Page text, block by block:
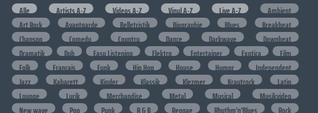
Alle Artists A-Z Videos A-Z Vinyl A-Z Live A-Z
Ambient
Art Rock
Avantgarde Belletristik Biographie Blues
Breakbeat
Chanson
Comedy Country Dance Darkwave
Downbeat
Dramatik
Dub Easy Listening Elektro Entertainer Exotica
Film
Folk
Francais Funk Hip Hop House Humor
Independent
Jazz
Kabarett Kinder Klassik Klezmer Krautrock
Latin
Lounge
Lyrik Merchandise Metal Musical
Musikvideo